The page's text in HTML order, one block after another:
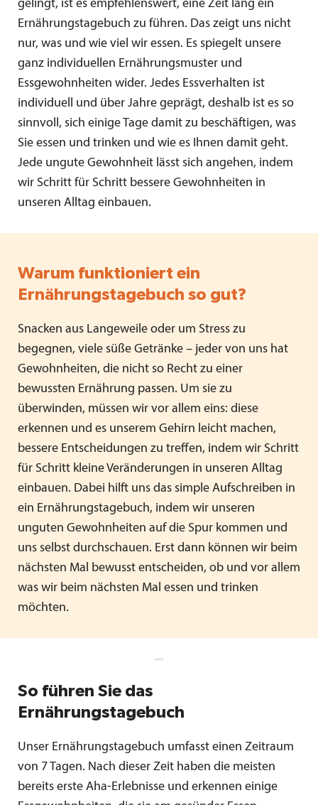
gelingt, ist es empfehlenswert, eine Zeit lang ein
Ernährungstagebuch zu führen. Das zeigt uns nicht
nur, was und wie viel wir essen. Es spiegelt unsere
ganz individuellen Ernährungsmuster und
Essgewohnheiten wider. Jedes Essverhalten ist
individuell und über Jahre geprägt, deshalb ist es so
sinnvoll, sich einige Tage damit zu beschäftigen, was
Sie essen und trinken und wie es Ihnen damit geht.
Jede ungute Gewohnheit lässt sich angehen, indem
wir Schritt für Schritt bessere Gewohnheiten in
unseren Alltag einbauen.
Warum funktioniert ein
Ernährungstagebuch so gut?
Snacken aus Langeweile oder um Stress zu
begegnen, viele süße Getränke – jeder von uns hat
Gewohnheiten, die nicht so Recht zu einer
bewussten Ernährung passen. Um sie zu
überwinden, müssen wir vor allem eins: diese
erkennen und es unserem Gehirn leicht machen,
bessere Entscheidungen zu treffen, indem wir Schritt
für Schritt kleine Veränderungen in unseren Alltag
einbauen. Dabei hilft uns das simple Aufschreiben in
ein Ernährungstagebuch, indem wir unseren
unguten Gewohnheiten auf die Spur kommen und
uns selbst durchschauen. Erst dann können wir beim
nächsten Mal bewusst entscheiden, ob und vor allem
was wir beim nächsten Mal essen und trinken
möchten.
So führen Sie das
Ernährungstagebuch
Unser Ernährungstagebuch umfasst einen Zeitraum
von 7 Tagen. Nach dieser Zeit haben die meisten
bereits erste Aha-Erlebnisse und erkennen einige